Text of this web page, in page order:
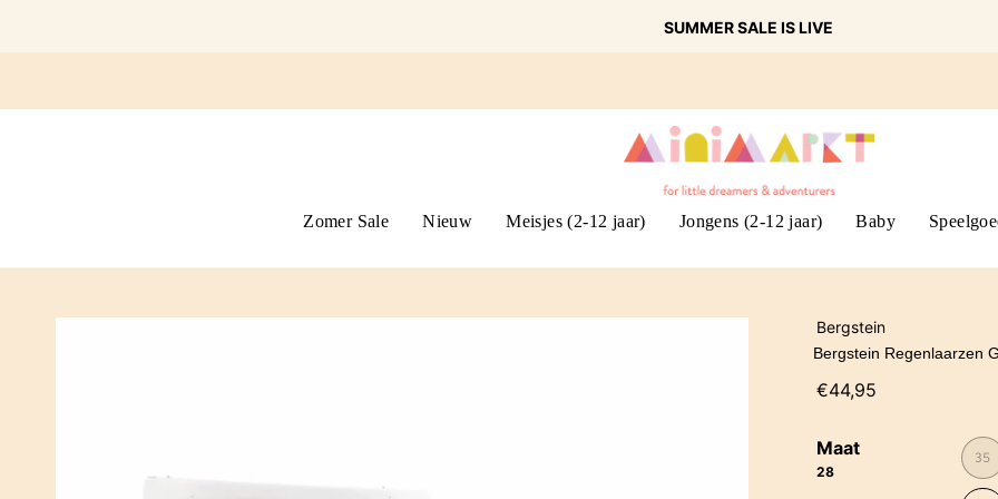
SUMMER SALE IS LIVE
Zomer Sale Nieuw Meisjes (2-12 jaar) Jongens (2-12 jaar) Baby
Bergstein
Bergstein Regenlaarzen
€44,95
Maat
28
35